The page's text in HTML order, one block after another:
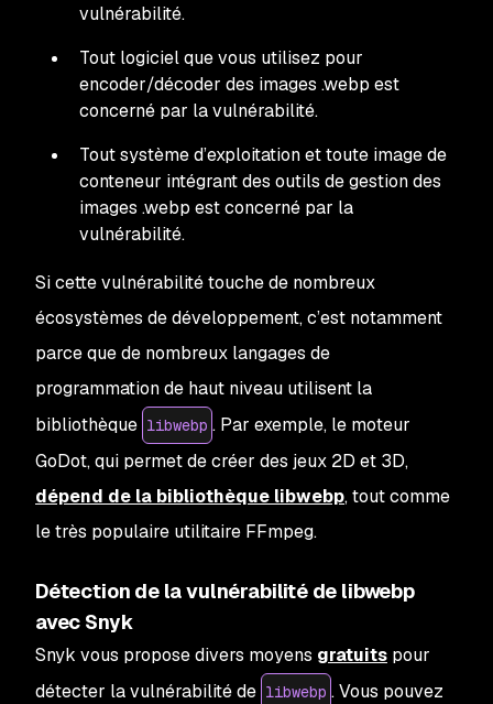
vulnérabilité.
Tout logiciel que vous utilisez pour
encoder/décoder des images .webp est
concerné par la vulnérabilité.
Tout système d’exploitation et toute image de
conteneur intégrant des outils de gestion des
images .webp est concerné par la
vulnérabilité.
Si cette vulnérabilité touche de nombreux
écosystèmes de développement, c’est notamment
parce que de nombreux langages de
programmation de haut niveau utilisent la
bibliothèque libwebp . Par exemple, le moteur
GoDot, qui permet de créer des jeux 2D et 3D,
dépend de la bibliothèque libwebp, tout comme
le très populaire utilitaire FFmpeg.
Détection de la vulnérabilité de libwebp
avec Snyk
Snyk vous propose divers moyens gratuits pour
détecter la vulnérabilité de libwebp . Vous pouvez